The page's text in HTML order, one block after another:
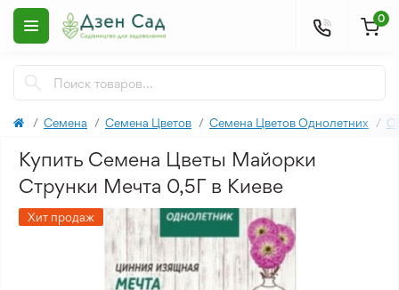
0
Семена Семена Цветов Семена Цветов Однолетних
Купить Семена Цветы Майорки
Струнки Мечта 0,5Г в Киеве
Хит продаж